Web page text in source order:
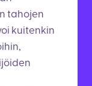
tahojen
kuitenkin